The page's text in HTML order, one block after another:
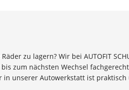
zu lagern? Wir bei AUTOFIT
zum nächsten Wechsel
unserer Autowerkstatt ist praktisch